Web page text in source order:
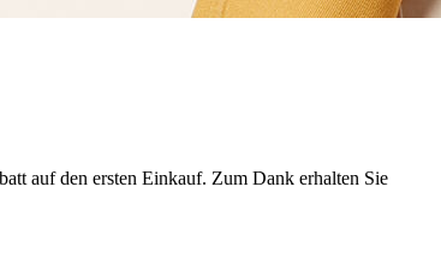
auf den ersten Einkauf. Zum Dank erhalten Sie